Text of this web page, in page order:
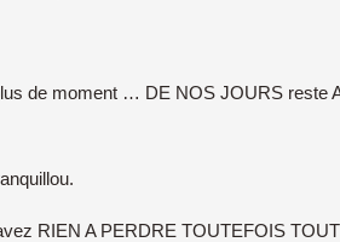
de moment … DE NOS JOURS reste
RIEN A PERDRE TOUTEFOIS